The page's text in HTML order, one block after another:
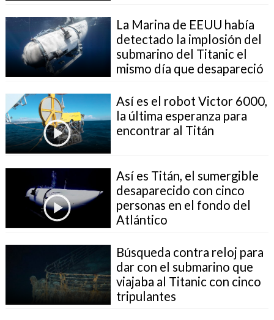
La Marina de EEUU había
detectado la implosión del
submarino del Titanic el
mismo día que desapareció
Así es el robot Victor 6000,
la última esperanza para
encontrar al Titán
Así es Titán, el sumergible
desaparecido con cinco
personas en el fondo del
Atlántico
Búsqueda contra reloj para
dar con el submarino que
viajaba al Titanic con cinco
tripulantes